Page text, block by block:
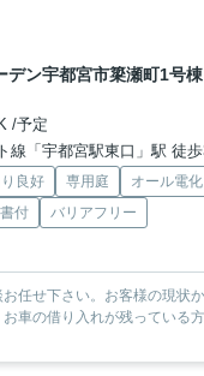
デン宇都宮市簗瀬町1号棟
/予定
線「宇都宮駅東口」駅 徒
良好 専用庭
オール電化
付
バリアフリー
任せ下さい。お客様の現状
車の借り入れが残っている